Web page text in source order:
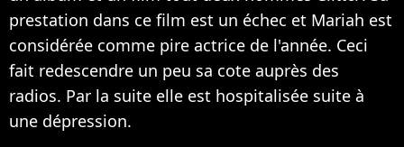
prestation dans ce film est un échec et Mariah est
considérée comme pire actrice de l'année. Ceci
fait redescendre un peu sa cote auprès des
radios. Par la suite elle est hospitalisée suite à
une dépression.